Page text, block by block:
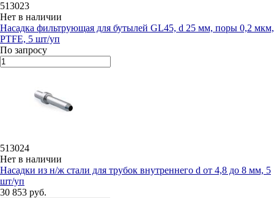
513023
Нет в наличии
Насадка фильтрующая для бутылей GL45, d 25 мм, поры 0,2 мкм,
PTFE, 5 шт/уп
По запросу
513024
Нет в наличии
Насадки из н/ж стали для трубок внутреннего d oт 4,8 до 8 мм, 5
шт/уп
30 853 руб.